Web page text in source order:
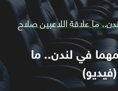
ما علاقة اللاعبين صلاح
في لندن.. ما